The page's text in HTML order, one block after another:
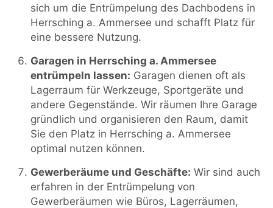
sich um die Entrümpelung des Dachbodens in
Herrsching a. Ammersee und schafft Platz für
eine bessere Nutzung.
Garagen in Herrsching a. Ammersee
entrümpeln lassen: Garagen dienen oft als
Lagerraum für Werkzeuge, Sportgeräte und
andere Gegenstände. Wir räumen Ihre Garage
gründlich und organisieren den Raum, damit
Sie den Platz in Herrsching a. Ammersee
optimal nutzen können.
Gewerberäume und Geschäfte: Wir sind auch
erfahren in der Entrümpelung von
Gewerberäumen wie Büros, Lagerräumen,